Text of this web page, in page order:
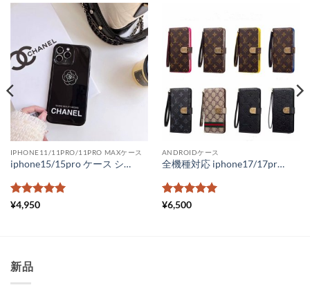
IPHONE11/11PRO/11PRO MAXケース
iphone15/15pro ケース シャネル パロディ iphone14 ケース chanelカメリア スマホケース14promax ブランドロゴ iphone カバー シャネル携帯ケース iphone13pro ペアルック
5段階中
¥4,950
ANDROIDケース
全機種対応 iphone17/17promax スマホケース かわいい ブランド ヴィトン iphone16/15/14 ケース フリーサイズ 手帳型 gucci 携帯ケース galaxy スライド式 xperia aquos カバー 大人可愛い
5段階中
¥6,500
新品